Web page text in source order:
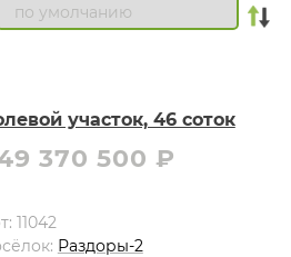
участок, 46 соток
370 500 ₽
11042
Раздоры-2